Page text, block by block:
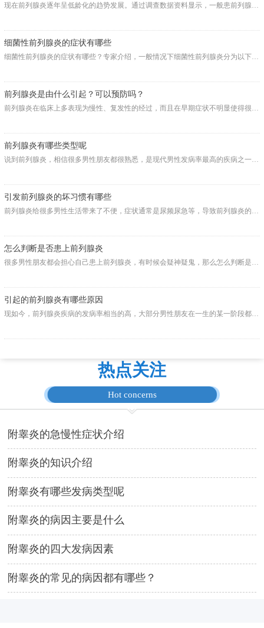
现在前列腺炎逐年呈低龄化的趋势发展。通过调查数据资料显示，一般患前列腺人群中以20岁~40岁段的人居多，因....
细菌性前列腺炎的症状有哪些
细菌性前列腺炎的症状有哪些？专家介绍，一般情况下细菌性前列腺炎分为以下三种：慢性细菌性前列腺炎，急性....
前列腺炎是由什么引起？可以预防吗？
前列腺炎在临床上多表现为慢性、复发性的经过，而且在早期症状不明显使得很多患者得知后已经太迟了。到底，....
前列腺炎有哪些类型呢
说到前列腺炎，相信很多男性朋友都很熟悉，是现代男性发病率最高的疾病之一，往往得了前列腺炎需要针对病症....
引发前列腺炎的坏习惯有哪些
前列腺炎给很多男性生活带来了不便，症状通常是尿频尿急等，导致前列腺炎的原因很多，最主要的是由于生活中....
怎么判断是否患上前列腺炎
很多男性朋友都会担心自己患上前列腺炎，有时候会疑神疑鬼，那么怎么判断是否患上前列腺炎？....
引起的前列腺炎有哪些原因
现如今，前列腺炎疾病的发病率相当的高，大部分男性朋友在一生的某一阶段都有可能患有前列腺炎，引起前列腺....
热点关注
Hot concerns
附睾炎的急慢性症状介绍
附睾炎的知识介绍
附睾炎有哪些发病类型呢
附睾炎的病因主要是什么
附睾炎的四大发病因素
附睾炎的常见的病因都有哪些？